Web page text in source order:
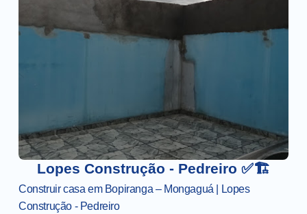
Lopes Construção - Pedreiro ✅🏗️
Construir casa em Bopiranga – Mongaguá | Lopes
Construção - Pedreiro